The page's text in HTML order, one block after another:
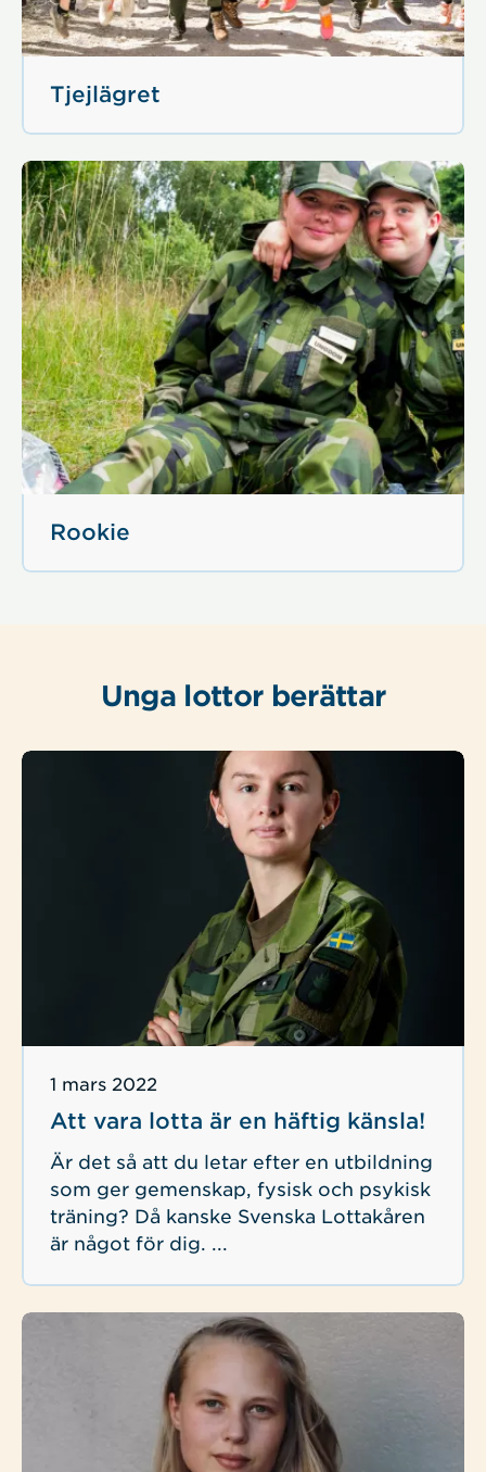
Tjejlägret
Rookie
Unga lottor berättar
Att vara lotta är en häftig känsla!
Publicerad
1 mars 2022
Är det så att du letar efter en utbildning
som ger gemenskap, fysisk och psykisk
träning? Då kanske Svenska Lottakåren
är något för dig. ...